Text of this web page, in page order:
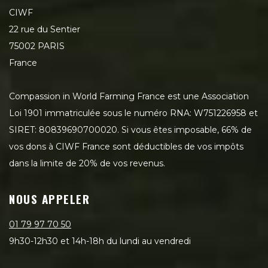
CIWF
22 rue du Sentier
75002 PARIS
France
Compassion in World Farming France est une Association
Loi 1901 immatriculée sous le numéro RNA: W751226958 et
SIRET: 80839690700020. Si vous êtes imposable, 66% de
vos dons à CIWF France sont déductibles de vos impôts
dans la limite de 20% de vos revenus.
NOUS APPELER
01 79 97 70 50
9h30-12h30 et 14h-18h du lundi au vendredi